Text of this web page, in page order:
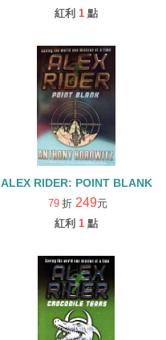
紅利 1 點
ALEX RIDER: POINT BLANK
79 折 249元
紅利 1 點